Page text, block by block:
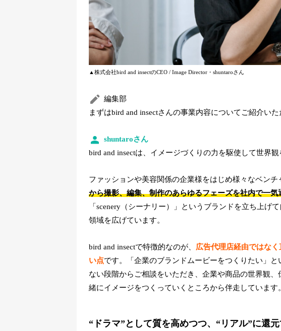
▲株式会社bird and insectのCEO / Image Director・shuntaroさん
編集部
まずはbird and insectさんの事業内容についてご紹介いた
shuntaroさん
bird and insectは、イメージづくりの力を駆使して世界観
ファッションや美容関係の企業様をはじめ様々なベンチ
から撮影、編集、制作のあらゆるフェーズを社内で一気
「scenery（シーナリー）」というブランドを立ち上げ
領域を広げています。
bird and insectで特徴的なのが、 広告代理店経由ではな
い点です。「企業のブランドムービーをつくりたい」
ない段階からご相談をいただき、企業や商品の世界観
緒にイメージをつくっていくところから伴走しています。
“ドラマ”として質を高めつつ、“リアル”に還